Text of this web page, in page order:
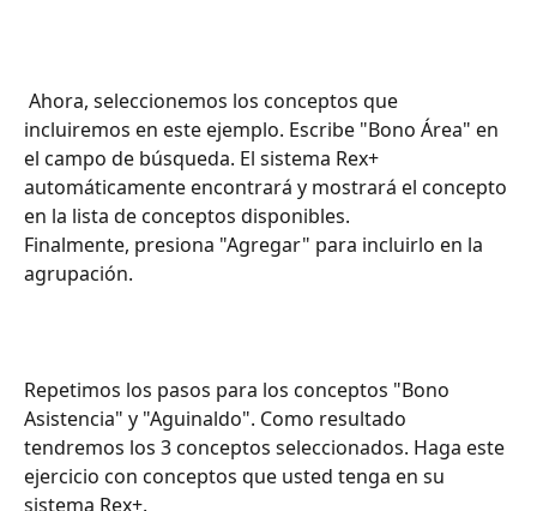
incluiremos en este ejemplo. Escribe "Bono Área" en
el campo de búsqueda. El sistema Rex+
automáticamente encontrará y mostrará el concepto
en la lista de conceptos disponibles.
Finalmente, presiona "Agregar" para incluirlo en la
agrupación.
Repetimos los pasos para los conceptos "Bono
Asistencia" y "Aguinaldo". Como resultado
tendremos los 3 conceptos seleccionados. Haga este
ejercicio con conceptos que usted tenga en su
sistema Rex+.